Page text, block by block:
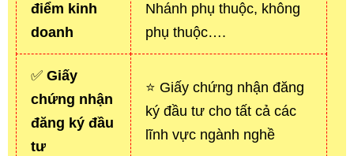
điểm kinh
doanh
Nhánh phụ thuộc, không
phụ thuộc….
✅ Giấy
chứng nhận
đăng ký đầu
tư
⭐ Giấy chứng nhận đăng
ký đầu tư cho tất cả các
lĩnh vực ngành nghề